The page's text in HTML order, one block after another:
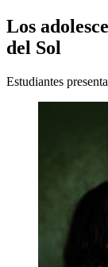
Los
del Sol
Estudiantes